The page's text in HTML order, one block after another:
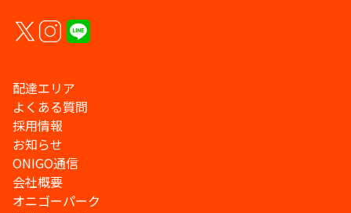
配達エリア
よくある質問
採用情報
お知らせ
ONIGO通信
会社概要
オニゴーパーク